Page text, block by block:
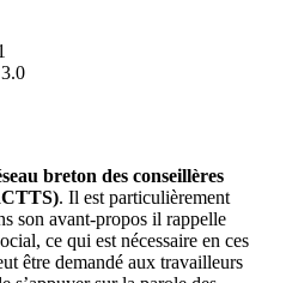
breton des conseillères
. Il est particulièrement
son avant-propos il rappelle
ce qui est nécessaire en ces
être demandé aux travailleurs